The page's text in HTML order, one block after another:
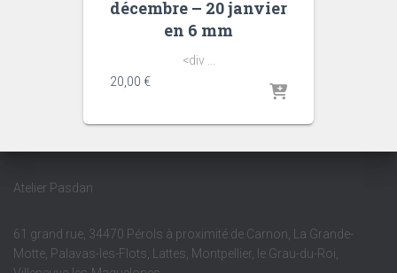
décembre – 20 janvier
en 6 mm
<div ...
20,00 €
Atelier Pasdan
61 grand rue, 34470 Pérols à proximité de Carnon, La Grande-
Motte, Palavas-les-Flots, Lattes, Montpellier, le Grau-du-Roi,